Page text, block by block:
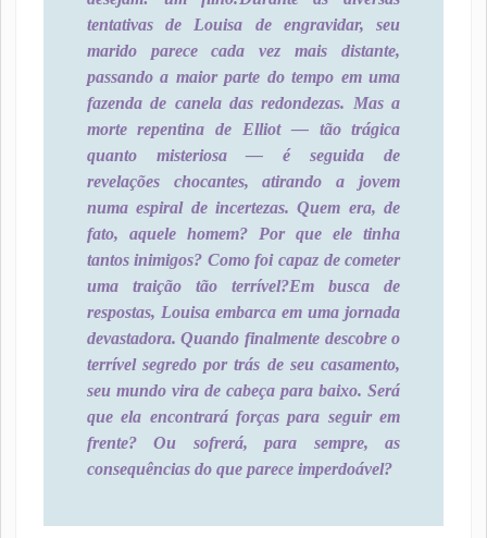
tentativas de Louisa de engravidar, seu
marido parece cada vez mais distante,
passando a maior parte do tempo em uma
fazenda de canela das redondezas. Mas a
morte repentina de Elliot ― tão trágica
quanto misteriosa ― é seguida de
revelações chocantes, atirando a jovem
numa espiral de incertezas. Quem era, de
fato, aquele homem? Por que ele tinha
tantos inimigos? Como foi capaz de cometer
uma traição tão terrível?Em busca de
respostas, Louisa embarca em uma jornada
devastadora. Quando finalmente descobre o
terrível segredo por trás de seu casamento,
seu mundo vira de cabeça para baixo. Será
que ela encontrará forças para seguir em
frente? Ou sofrerá, para sempre, as
consequências do que parece imperdoável?